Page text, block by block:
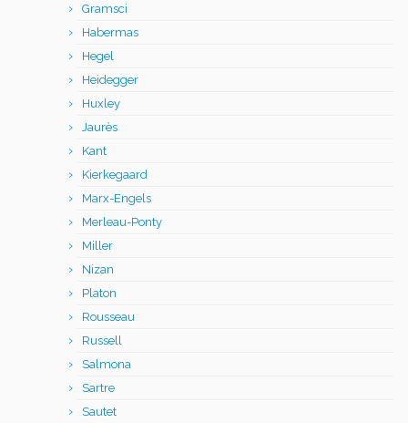
Gramsci
Habermas
Hegel
Heidegger
Huxley
Jaurès
Kant
Kierkegaard
Marx-Engels
Merleau-Ponty
Miller
Nizan
Platon
Rousseau
Russell
Salmona
Sartre
Sautet